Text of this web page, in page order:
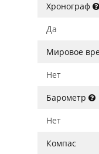
Хронограф
Да
Мировое
Нет
Барометр
Нет
Компас